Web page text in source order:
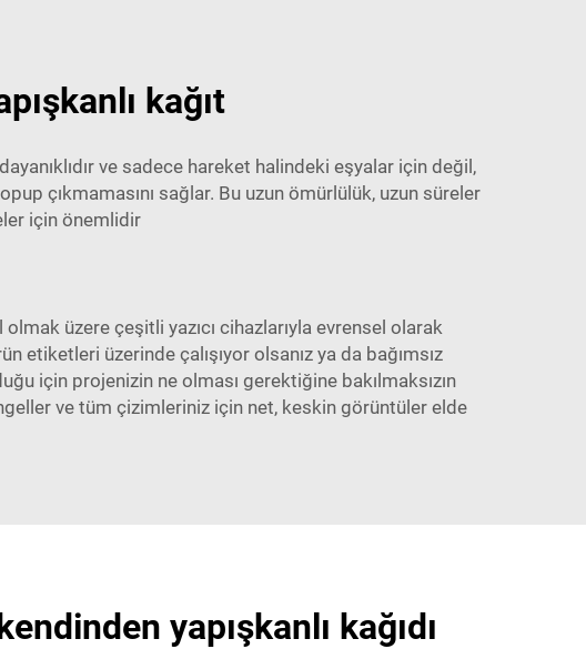
kağıt
ve sadece hareket halindeki eşyalar için değil,
çıkmamasını sağlar. Bu uzun ömürlülük, uzun süreler
için önemlidir
üzere çeşitli yazıcı cihazlarıyla evrensel olarak
etiketleri üzerinde çalışıyor olsanız ya da bağımsız
için projenizin ne olması gerektiğine bakılmaksızın
ve tüm çizimleriniz için net, keskin görüntüler elde
yapışkanlı kağıdı